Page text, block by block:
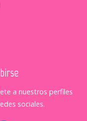
a nuestros perfiles
sociales.